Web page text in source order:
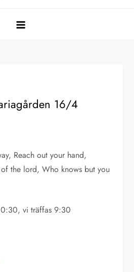
16/4
Reach out your hand,
of the lord, Who knows but you
vi träffas 9:30